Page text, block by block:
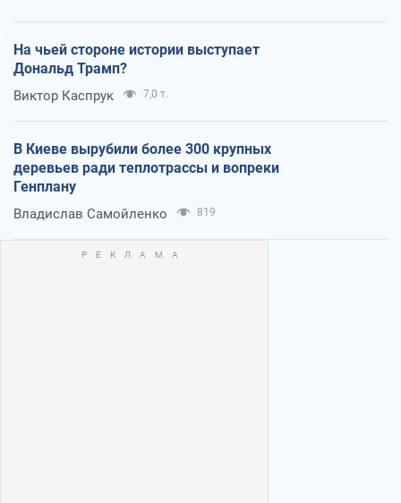
На чьей стороне истории выступает
Дональд Трамп?
Виктор Каспрук 7,0 т.
В Киеве вырубили более 300 крупных
деревьев ради теплотрассы и вопреки
Генплану
Владислав Самойленко 819